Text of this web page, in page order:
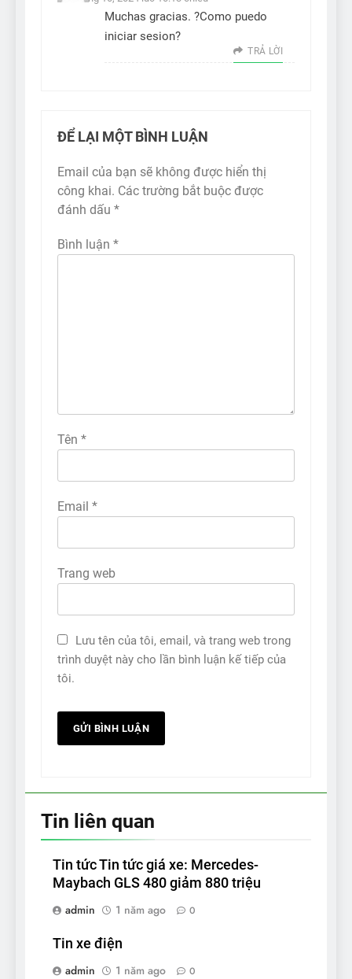
Muchas gracias. ?Como puedo
iniciar sesion?
TRẢ LỜI
ĐỂ LẠI MỘT BÌNH LUẬN
Email của bạn sẽ không được hiển thị
công khai. Các trường bắt buộc được
đánh dấu *
Bình luận *
Tên *
Email *
Trang web
Lưu tên của tôi, email, và trang web trong
trình duyệt này cho lần bình luận kế tiếp của
tôi.
Tin liên quan
Tin tức Tin tức giá xe: Mercedes-
Maybach GLS 480 giảm 880 triệu
admin
1 năm ago 0
Tin xe điện
admin
1 năm ago 0